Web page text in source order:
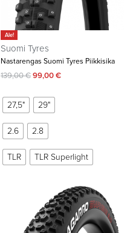
Ale!
Suomi Tyres
Nastarengas Suomi Tyres Piikkisika
139,00€99,00€
27,5" 29"
2.6 2.8
TLR TLR Superlight